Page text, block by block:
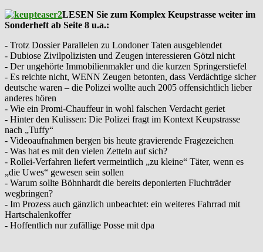
LESEN Sie zum Komplex Keupstrasse weiter im
Sonderheft ab Seite 8 u.a.:
- Trotz Dossier Parallelen zu Londoner Taten ausgeblendet
- Dubiose Zivilpolizisten und Zeugen interessieren Götzl nicht
- Der ungehörte Immobilienmakler und die kurzen Springerstiefel
- Es reichte nicht, WENN Zeugen betonten, dass Verdächtige sicher
deutsche waren – die Polizei wollte auch 2005 offensichtlich lieber
anderes hören
- Wie ein Promi-Chauffeur in wohl falschen Verdacht geriet
- Hinter den Kulissen: Die Polizei fragt im Kontext Keupstrasse
nach „Tuffy“
- Videoaufnahmen bergen bis heute gravierende Fragezeichen
- Was hat es mit den vielen Zetteln auf sich?
- Rollei-Verfahren liefert vermeintlich „zu kleine“ Täter, wenn es
„die Uwes“ gewesen sein sollen
- Warum sollte Böhnhardt die bereits deponierten Fluchträder
wegbringen?
- Im Prozess auch gänzlich unbeachtet: ein weiteres Fahrrad mit
Hartschalenkoffer
- Hoffentlich nur zufällige Posse mit dpa